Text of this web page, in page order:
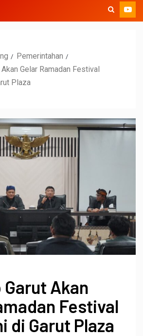
Pemerintahan
Gelar Ramadan Festival
Plaza
Akan
Festival
di Garut Plaza